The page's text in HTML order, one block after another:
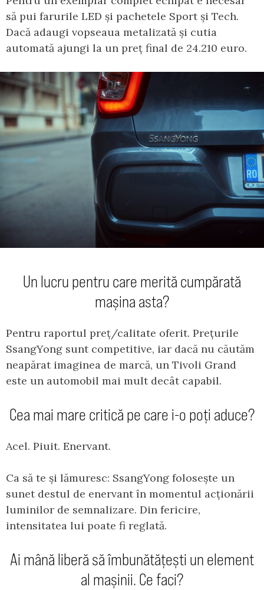
să pui farurile LED și pachetele Sport și Tech.
Dacă adaugi vopseaua metalizată și cutia
automată ajungi la un preț final de 24.210 euro.
Un lucru pentru care merită cumpărată
mașina asta?
Pentru raportul preț/calitate oferit. Prețurile
SsangYong sunt competitive, iar dacă nu căutăm
neapărat imaginea de marcă, un Tivoli Grand
este un automobil mai mult decât capabil.
Cea mai mare critică pe care i-o poți aduce?
Acel. Piuit. Enervant.
Ca să te și lămuresc: SsangYong folosește un
sunet destul de enervant în momentul acționării
luminilor de semnalizare. Din fericire,
intensitatea lui poate fi reglată.
Ai mână liberă să îmbunătățești un element
al mașinii. Ce faci?